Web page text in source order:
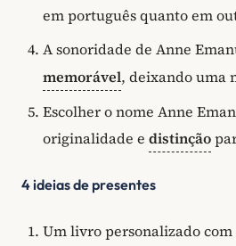
em português quanto em
A sonoridade de Anne
memorável, deixando uma
Escolher o nome Anne
originalidade e distinção
4 ideias de presentes
Um livro personalizado com